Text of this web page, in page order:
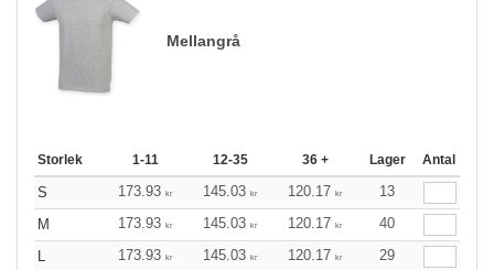
Mellangrå
Storlek 1-11 12-35 36 + Lager Antal
S 173.93 kr 145.03 kr 120.17 kr
13
M
173.93 kr 145.03 kr 120.17 kr
40
L
173.93 kr 145.03 kr 120.17 kr
29